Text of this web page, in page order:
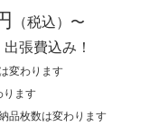
（税込）〜
張費込み！
変わります
ります
品枚数は変わります